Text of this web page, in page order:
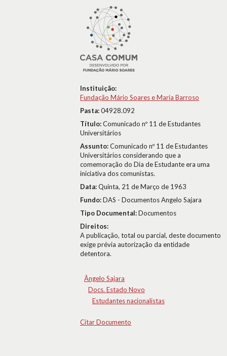
Instituição:
Fundação Mário Soares e Maria Barroso
Pasta:04928.092
Título:Comunicado nº 11 de Estudantes
Universitários
Assunto:Comunicado nº 11 de Estudantes
Universitários considerando que a
comemoração do Dia de Estudante era uma
iniciativa dos comunistas.
Data:Quinta, 21 de Março de 1963
Fundo:DAS - Documentos Angelo Sajara
Tipo Documental:Documentos
Direitos:
A publicação, total ou parcial, deste documento
exige prévia autorização da entidade
detentora.
Ângelo Sajara
Docs. Estado Novo
Estudantes nacionalistas
Citar Documento